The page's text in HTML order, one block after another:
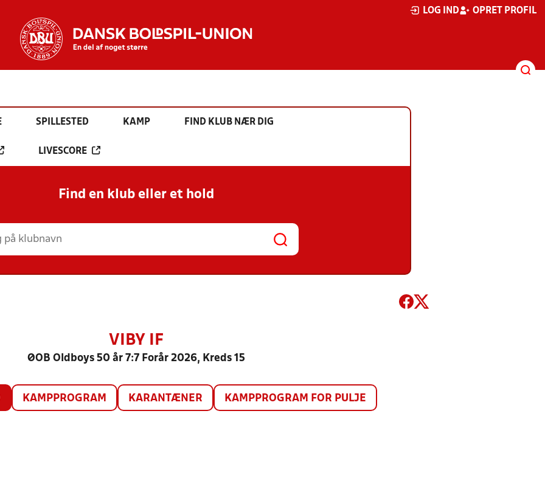
LOG IND OPRET PROFIL
SPILLESTED KAMP FIND KLUB NÆR DIG
LIVESCORE
Find en klub eller et hold
VIBY IF
ØOB Oldboys 50 år 7:7 Forår 2026, Kreds 15
KAMPPROGRAM KARANTÆNER KAMPPROGRAM FOR PULJE